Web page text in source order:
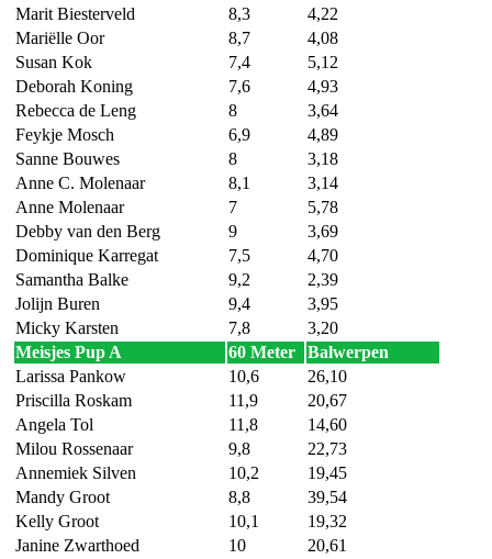
Marit Biesterveld
8,3
4,22
Mariëlle Oor
8,7
4,08
Susan Kok
7,4
5,12
Deborah Koning
7,6
4,93
Rebecca de Leng
8
3,64
Feykje Mosch
6,9
4,89
Sanne Bouwes
8
3,18
Anne C. Molenaar
8,1
3,14
Anne Molenaar
7
5,78
Debby van den Berg
9
3,69
Dominique Karregat
7,5
4,70
Samantha Balke
9,2
2,39
Jolijn Buren
9,4
3,95
Micky Karsten
7,8
3,20
Meisjes Pup A
60 Meter
Balwerpen
Larissa Pankow
10,6
26,10
Priscilla Roskam
11,9
20,67
Angela Tol
11,8
14,60
Milou Rossenaar
9,8
22,73
Annemiek Silven
10,2
19,45
Mandy Groot
8,8
39,54
Kelly Groot
10,1
19,32
Janine Zwarthoed
10
20,61